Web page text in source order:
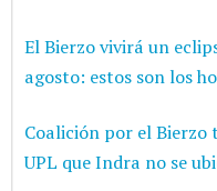
El Bierzo vivirá un
agosto: estos son los
Coalición por el Bierzo
UPL que Indra no se